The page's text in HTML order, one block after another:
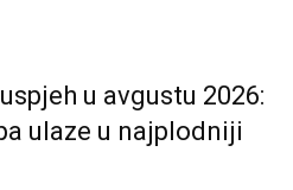
u avgustu 2026:
ulaze u najplodniji